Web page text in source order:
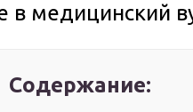
в медицинский
Содержание: